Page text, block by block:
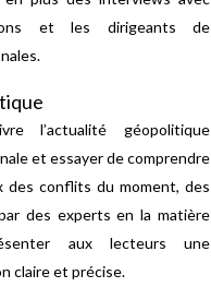
et les dirigeants de
l’actualité géopolitique
et essayer de comprendre
des conflits du moment, des
des experts en la matière
aux lecteurs une
claire et précise.